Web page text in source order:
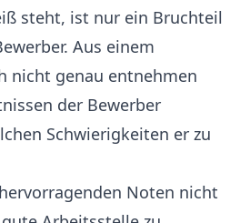
steht, ist nur ein Bruchteil
Aus einem
nicht genau entnehmen
der Bewerber
Schwierigkeiten er zu
Noten nicht